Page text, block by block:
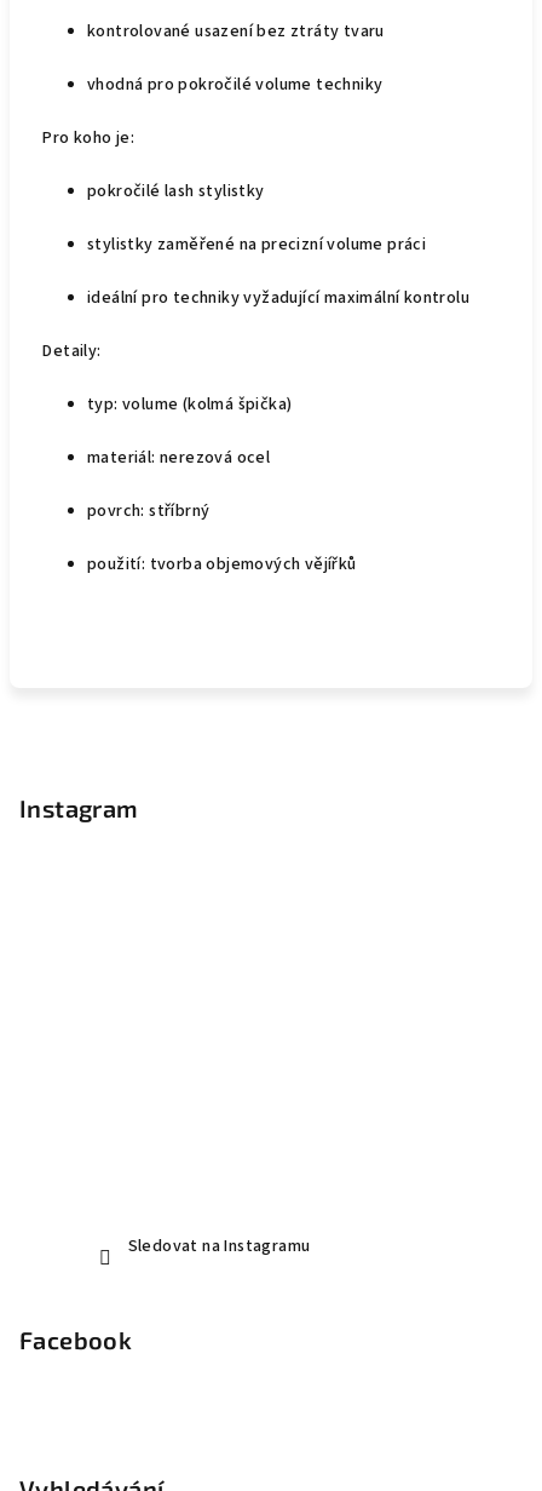
kontrolované usazení bez ztráty tvaru
vhodná pro pokročilé volume techniky
Pro koho je:
pokročilé lash stylistky
stylistky zaměřené na precizní volume práci
ideální pro techniky vyžadující maximální kontrolu
Detaily:
typ: volume (kolmá špička)
materiál: nerezová ocel
povrch: stříbrný
použití: tvorba objemových vějířků
Instagram
Sledovat na Instagramu
Facebook